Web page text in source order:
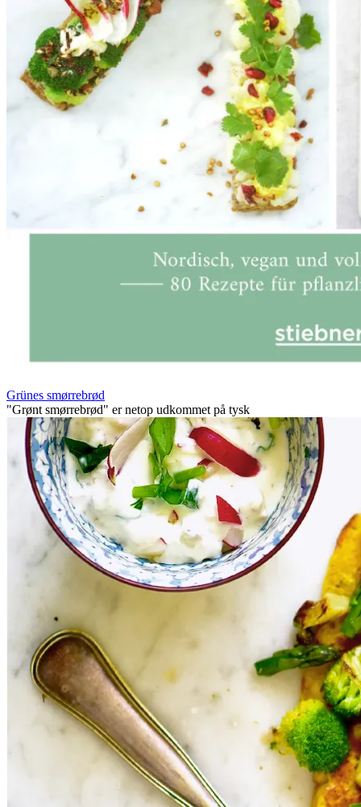
Grünes smørrebrød
"Grønt smørrebrød" er netop udkommet på tysk